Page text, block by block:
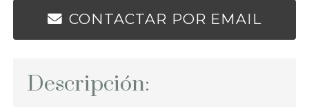
CONTACTAR POR EMAIL
Descripción: